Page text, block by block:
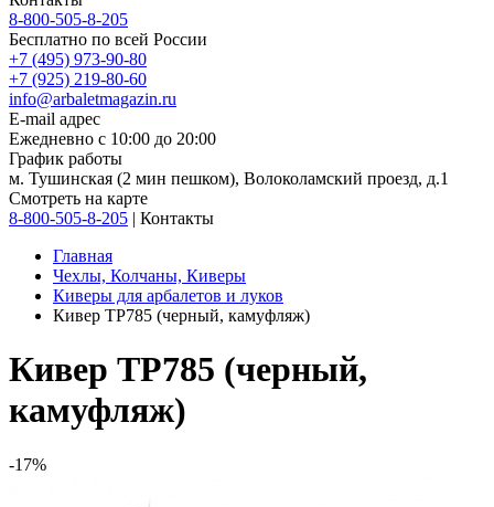
8-800-505-8-205
Бесплатно по всей России
+7 (495) 973-90-80
+7 (925) 219-80-60
info@arbaletmagazin.ru
E-mail адрес
Ежедневно с 10:00 до 20:00
График работы
м. Тушинская (2 мин пешком), Волоколамский проезд, д.1
Смотреть на карте
8-800-505-8-205 | Контакты
Главная
Чехлы, Колчаны, Киверы
Киверы для арбалетов и луков
Кивер TP785 (черный, камуфляж)
Кивер TP785 (черный,
камуфляж)
-17%